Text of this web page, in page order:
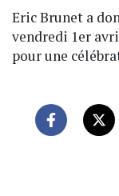
Eric Brunet a
vendredi 1er
pour une